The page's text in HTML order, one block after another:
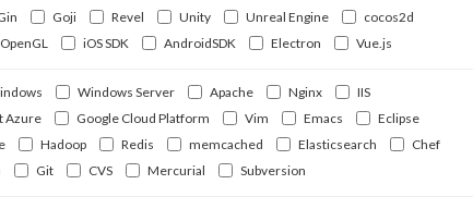
Goji Revel Unity Unreal Engine
cocos2d
OpenGL iOS SDK AndroidSDK Electron Vue.js
Windows Server Apache Nginx
IIS
Azure Google Cloud Platform Vim Emacs
Eclipse
Hadoop Redis memcached Elasticsearch
Chef
Git CVS Mercurial Subversion